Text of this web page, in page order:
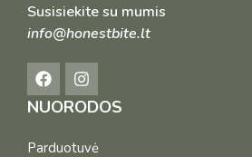
Susisiekite su mumis
info@honestbite.lt
NUORODOS
Parduotuvė